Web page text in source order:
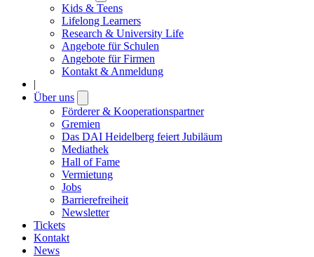
submenu
Kids & Teens
Lifelong Learners
Research & University Life
Angebote für Schulen
Angebote für Firmen
Kontakt & Anmeldung
|
Über uns
submenu
Förderer & Kooperationspartner
Gremien
Das DAI Heidelberg feiert Jubiläum
Mediathek
Hall of Fame
Vermietung
Jobs
Barrierefreiheit
Newsletter
Tickets
Kontakt
News